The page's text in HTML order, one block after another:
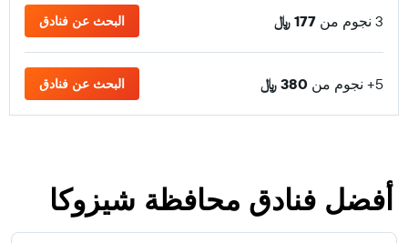
3 نجوم من 177 ﷼ البحث عن فنادق
5+ نجوم من 380 ﷼ البحث عن فنادق
أفضل فنادق محافظة شيزوكا